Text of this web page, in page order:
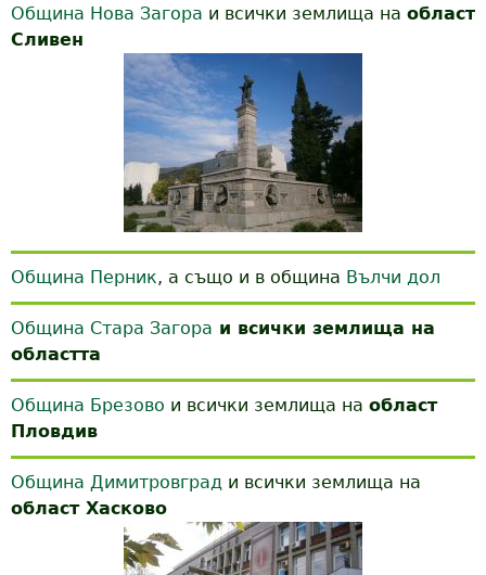
Община Нова Загора и всички землища на област
Сливен
Община Перник, а също и в община Вълчи дол
Община Стара Загора и всички землища на
областта
Община Брезово и всички землища на област
Пловдив
Община Димитровград и всички землища на
област Хасково